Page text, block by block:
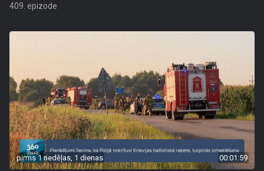
409. epizode
pirms 1 nedēļas, 1 dienas 00:01:59